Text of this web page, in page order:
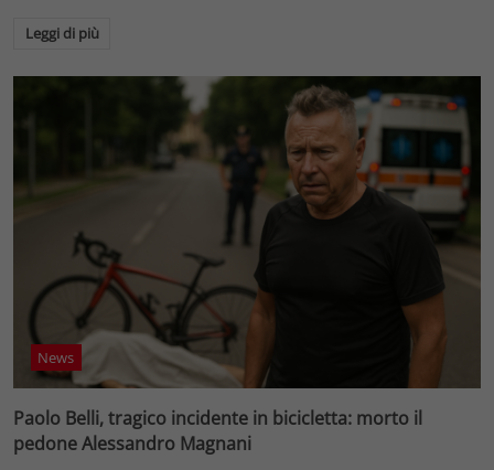
Leggi di più
News
Paolo Belli, tragico incidente in bicicletta: morto il
pedone Alessandro Magnani